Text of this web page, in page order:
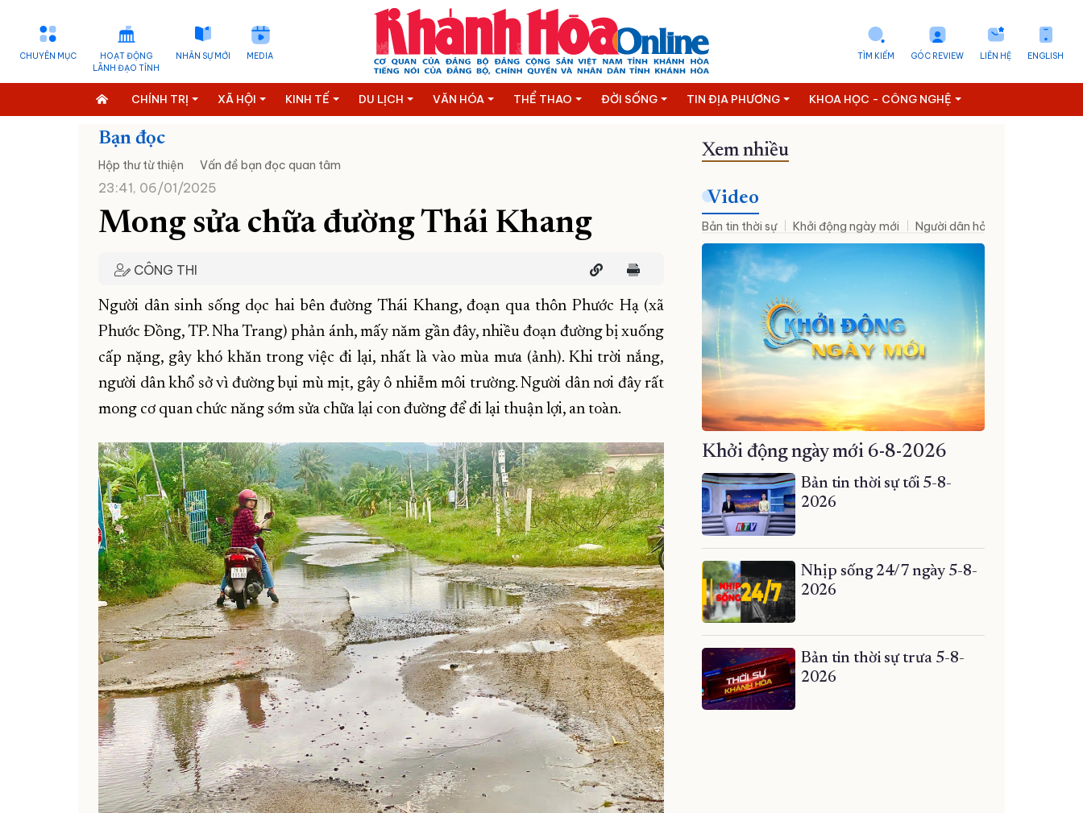
CHUYÊN MỤC
HOẠT ĐỘNG
LÃNH ĐẠO TỈNH
NHÂN SỰ MỚI MEDIA ENGLISH
LIÊN HỆ
GÓC REVIEW
TÌM KIẾM
CHÍNH TRỊ XÃ HỘI KINH TẾ DU LỊCH VĂN HÓA THỂ THAO ĐỜI SỐNG TIN ĐỊA PHƯƠNG KHOA HỌC - CÔNG NGHỆ
Bạn đọc
Hộp thư từ thiện Vấn đề bạn đọc quan tâm
23:41, 06/01/2025
Mong sửa chữa đường Thái Khang
CÔNG THI
Người dân sinh sống dọc hai bên đường Thái Khang, đoạn qua thôn Phước Hạ (xã
Phước Đồng, TP. Nha Trang) phản ánh, mấy năm gần đây, nhiều đoạn đường bị xuống
cấp nặng, gây khó khăn trong việc đi lại, nhất là vào mùa mưa (ảnh). Khi trời nắng,
người dân khổ sở vì đường bụi mù mịt, gây ô nhiễm môi trường. Người dân nơi đây rất
mong cơ quan chức năng sớm sửa chữa lại con đường để đi lại thuận lợi, an toàn.
Xem nhiều
Video
Bản tin thời sự Khởi động ngày mới Người dân hỏi – Cơ quan nhà
Khởi động ngày mới 6-8-2026
Bản tin thời sự tối 5-8-
2026
Nhịp sống 24/7 ngày 5-8-
2026
Bản tin thời sự trưa 5-8-
2026